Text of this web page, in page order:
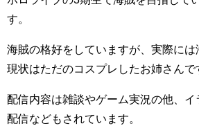
す。
海賊の格好をしていますが、実際には
現状はただのコスプレしたお姉さんで
配信内容は雑談やゲーム実況の他、
配信などもされています。